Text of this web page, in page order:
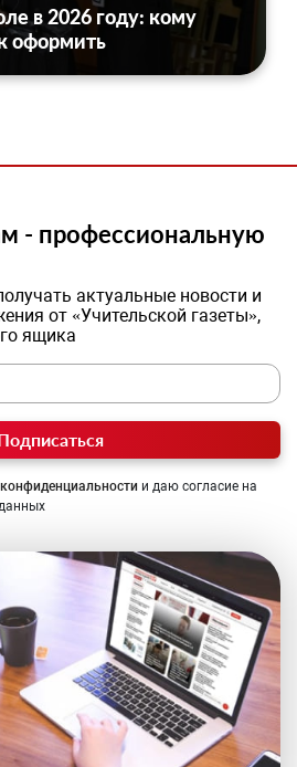
в 2026 году: кому
оформить
- профессиональную
актуальные новости и
от «Учительской газеты»,
ящика
и даю согласие на